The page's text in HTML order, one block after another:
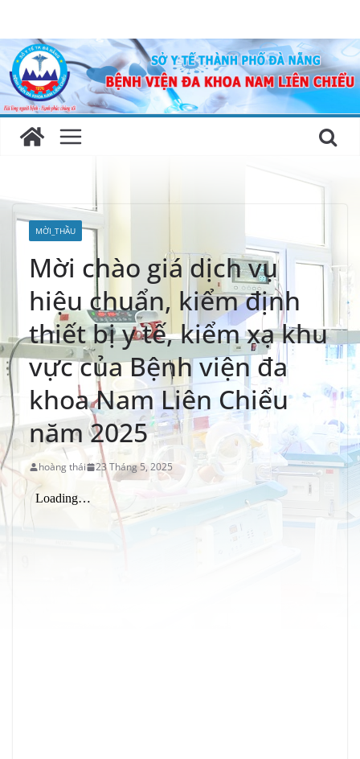
content
MỜI_THẦU
Mời chào giá dịch vụ
hiệu chuẩn, kiểm định
thiết bị y tế, kiểm xạ khu
vực của Bệnh viện đa
khoa Nam Liên Chiểu
năm 2025
hoàng thái 23 Tháng 5, 2025